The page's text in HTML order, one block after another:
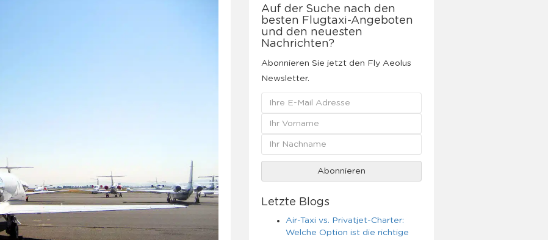
Auf der Suche nach den
besten Flugtaxi-Angeboten
und den neuesten
Nachrichten?
Abonnieren Sie jetzt den Fly Aeolus
Newsletter.
Letzte Blogs
Air-Taxi vs. Privatjet-Charter:
Welche Option ist die richtige